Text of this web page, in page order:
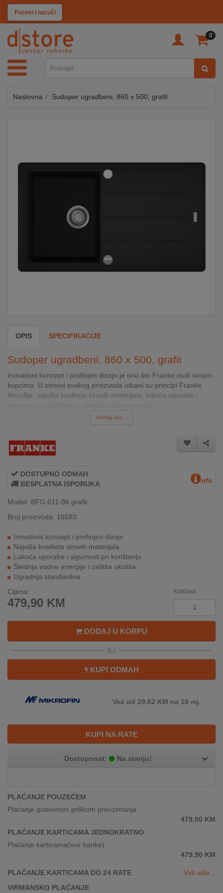
Pozovi i naruči
0
KATEGORIJE
TV
SAT
MOBILNI
ALATI
KLIMATIZACIJA
INTERNO
NALOG
AKCIJE
BRENDOVI
NOVO
U
PONUDI
KONTAKT
NA
RATE
SERVIS
NAMA
IZ
OZNAKE
DIGITALIS
Naslovna Sudoper ugradbeni, 860 x 500, grafit
OPIS SPECIFIKACIJE
Sudoper ugradbeni, 860 x 500, grafit
Inovativni koncept i profinjen dizajn je ono što Franke nudi svojim
kupcima. U osnovi svakog proizvoda utkani su principi Franke
filozofije: najviša kvaliteta sirovih materijala, lakoća uporabe i
Pročitaj više...
DOSTUPNO ODMAH
BESPLATNA ISPORUKA
nfo
Model: BFG 611-86 grafit
Broj proizvoda: 16583
Inovativni koncept i profinjen dizajn
Najviša kvaliteta sirovih materijala
Lakoća uporabe i sigurnost pri korištenju
Štednja vodne energije i zaštita okoliša
Ugradnja standardna
Cijena:
479,90 KM
Količina
DODAJ U KORPU
ILI
KUPI ODMAH
Već od 29.62 KM na 18 mj.
KUPI NA RATE
Dostupnost: Na stanju!
PLAĆANJE POUZEĆEM
Plaćanje gotovinom prilikom preuzimanja
479,90 KM
PLAĆANJE KARTICAMA JEDNOKRATNO
Plaćanje karticama(sve banke)
479,90 KM
PLAĆANJE KARTICAMA DO 24 RATE
Vidi više...
VIRMANSKO PLAĆANJE